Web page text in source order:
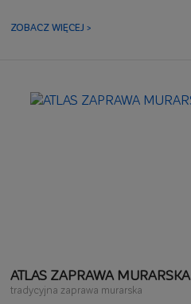
ZOBACZ WIĘCEJ >
ATLAS ZAPRAWA MURARSKA
tradycyjna zaprawa murarska